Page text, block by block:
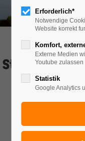
RHEIN
Studienreise
Erforderlich*
Notwendige
Website korrekt
Komfort,
Externe Medien
Youtube zulassen
Statistik
Google Analytics